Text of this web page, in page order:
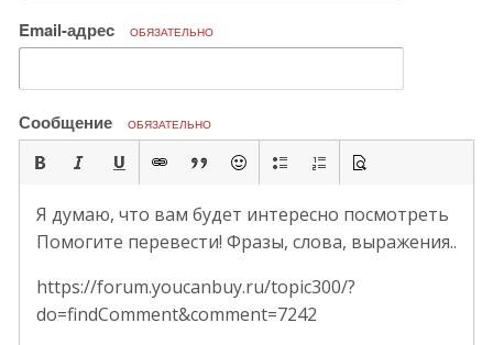
Email-адрес ОБЯЗАТЕЛЬНО
Сообщение ОБЯЗАТЕЛЬНО
Я думаю, что вам будет интересно посмотреть
Помогите перевести! Фразы, слова, выражения..
https://forum.youcanbuy.ru/topic300/?
do=findComment&comment=7242